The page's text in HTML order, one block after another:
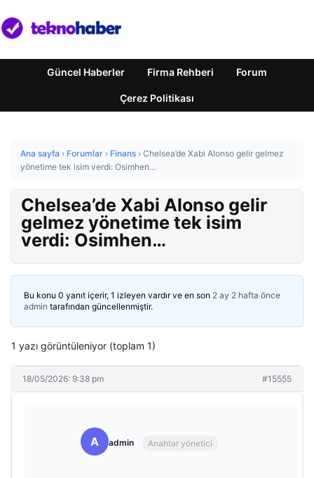
Güncel Haberler Firma Rehberi Forum
Çerez Politikası
Ana sayfa › Forumlar › Finans › Chelsea’de Xabi Alonso gelir gelmez
yönetime tek isim verdi: Osimhen…
Chelsea’de Xabi Alonso gelir
gelmez yönetime tek isim
verdi: Osimhen…
Bu konu 0 yanıt içerir, 1 izleyen vardır ve en son 2 ay 2 hafta önce
admin tarafından güncellenmiştir.
1 yazı görüntüleniyor (toplam 1)
18/05/2026: 9:38 pm #15555
A admin Anahtar yönetici